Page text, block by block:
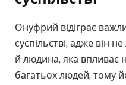
Онуфрий відіграє
суспільстві, адже він
й людина, яка впливає
багатьох людей, тому